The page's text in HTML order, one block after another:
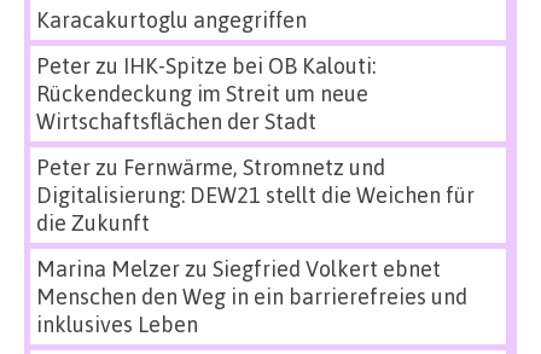
Karacakurtoglu angegriffen
Peterzu IHK-Spitze bei OB Kalouti:
Rückendeckung im Streit um neue
Wirtschaftsflächen der Stadt
Peterzu Fernwärme, Stromnetz und
Digitalisierung: DEW21 stellt die Weichen für
die Zukunft
Marina Melzerzu Siegfried Volkert ebnet
Menschen den Weg in ein barrierefreies und
inklusives Leben